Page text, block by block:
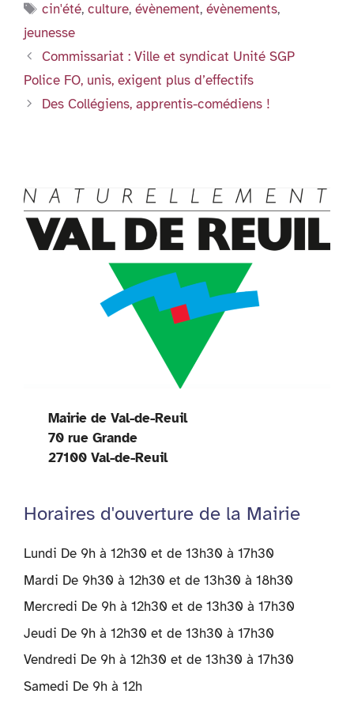
o
o
k
p
g
er
n
dl
y
Étiquettes
cin'été,culture,évènement,évènements,
jeunesse
Commissariat : Ville et syndicat Unité SGP
Police FO, unis, exigent plus d’effectifs
Des Collégiens, apprentis-comédiens !
Mairie de Val-de-Reuil
70 rue Grande
27100 Val-de-Reuil
Horaires d'ouverture de la Mairie
Lundi De 9h à 12h30 et de 13h30 à 17h30
Mardi De 9h30 à 12h30 et de 13h30 à 18h30
Mercredi De 9h à 12h30 et de 13h30 à 17h30
Jeudi De 9h à 12h30 et de 13h30 à 17h30
Vendredi De 9h à 12h30 et de 13h30 à 17h30
Samedi De 9h à 12h